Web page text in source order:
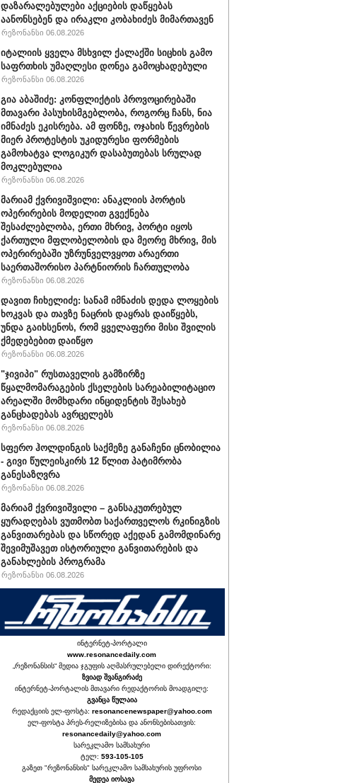
დაზარალებულები აქციების დაწყებას
აანონსებენ და ირაკლი კობახიძეს მიმართავენ
რეზონანსი 06.08.2026
იტალიის ყველა მსხვილ ქალაქში სიცხის გამო
საფრთხის უმაღლესი დონეა გამოცხადებული
რეზონანსი 06.08.2026
გია აბაშიძე: კონფლიქტის პროვოცირებაში
მთავარი პასუხისმგებლობა, როგორც ჩანს, ნია
იმნაძეს ეკისრება. ამ ფონზე, ოჯახის წევრების
მიერ პროტესტის უკიდურესი ფორმების
გამოხატვა ლოგიკურ დასაბუთებას სრულად
მოკლებულია
რეზონანსი 06.08.2026
მარიამ ქვრივიშვილი: ანაკლიის პორტის
ოპერირების მოდელით გვექნება
შესაძლებლობა, ერთი მხრივ, პორტი იყოს
ქართული მფლობელობის და მეორე მხრივ, მის
ოპერირებაში უზრუნველვყოთ არაერთი
საერთაშორისო პარტნიორის ჩართულობა
რეზონანსი 06.08.2026
დავით ჩიხელიძე: სანამ იმნაძის დედა ლოყების
ხოკვას და თავზე ნაცრის დაყრას დაიწყებს,
უნდა გაიხსენოს, რომ ყველაფერი მისი შვილის
ქმედებებით დაიწყო
რეზონანსი 06.08.2026
"ჯივიპი" რუსთაველის გამზირზე
წყალმომარაგების ქსელების სარეაბილიტაციო
არეალში მომხდარი ინციდენტის შესახებ
განცხადებას ავრცელებს
რეზონანსი 06.08.2026
სფერო ჰოლდინგის საქმეზე განაჩენი ცნობილია
- გივი წულეისკირს 12 წლით პატიმრობა
განესაზღვრა
რეზონანსი 06.08.2026
მარიამ ქვრივიშვილი – განსაკუთრებულ
ყურადღებას ვუთმობთ საქართველოს რკინიგზის
განვითარებას და სწორედ აქედან გამომდინარე
შევიმუშავეთ ისტორიული განვითარების და
განახლების პროგრამა
რეზონანსი 06.08.2026
ინტერნეტ-პორტალი
www.resonancedaily.com
„რეზონანსის“ მედია ჯგუფის აღმასრულებელი დირექტორი:
ზვიად შვანგირაძე
ინტერნეტ-პორტალის მთავარი რედაქტორის მოადგილე:
გვანცა წულაია
რედაქციის ელ-ფოსტა: resonancenewspaper@yahoo.com
ელ-ფოსტა პრეს-რელიზებისა და ანონსებისათვის:
resonancedaily@yahoo.com
სარეკლამო სამსახური
ტელ: 593-105-105
გაზეთ "რეზონანსის" სარეკლამო სამსახურის უფროსი
მედეა იოსავა